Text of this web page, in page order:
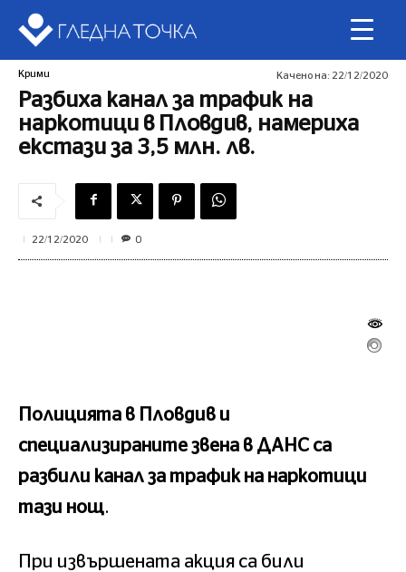
Крими Качено на: 22/12/2020
Разбиха канал за трафик на
наркотици в Пловдив, намериха
екстази за 3,5 млн. лв.
22/12/2020 0
Полицията в Пловдив и
специализираните звена в ДАНС са
разбили канал за трафик на наркотици
тази нощ.
При извършената акция са били